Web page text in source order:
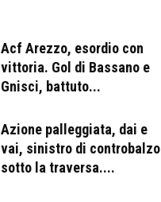
Acf Arezzo, esordio con
vittoria. Gol di Bassano e
Gnisci, battuto...
Azione palleggiata, dai e
vai, sinistro di controbalzo
sotto la traversa....